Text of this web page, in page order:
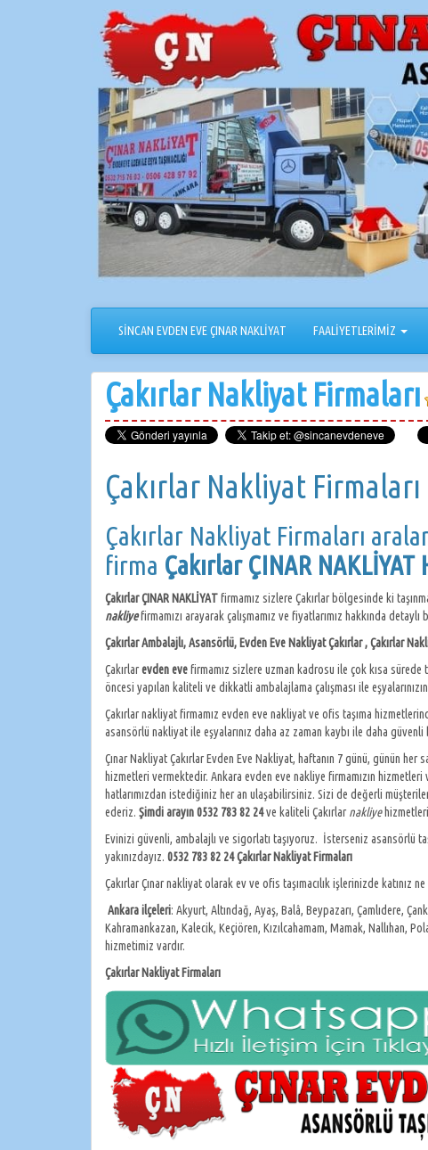
SİNCAN EVDEN EVE ÇINAR NAKLİYAT FAALİYETLERİMİZ
Çakırlar Nakliyat Firmaları
Çakırlar Nakliyat Firmaları
Çakırlar Nakliyat Firmaları
firma Çakırlar ÇINAR NAKLİYAT
Çakırlar ÇINAR NAKLİYATfirmamız sizlere Çakırlar bölgesinde ki
nakliyefirmamızı arayarak çalışmamız ve fiyatlarımız hakkında
Çakırlar Ambalajlı, Asansörlü, Evden Eve Nakliyat Çakırlar , Çakırlar
Çakırlarevden evefirmamız sizlere uzman kadrosu ile çok kısa sürede
öncesi yapılan kaliteli ve dikkatli ambalajlama çalışması ile
Çakırlar nakliyat firmamız evden eve nakliyat ve ofis taşıma
asansörlü nakliyat ile eşyalarınız daha az zaman kaybı ile daha güvenli
Çınar Nakliyat Çakırlar Evden Eve Nakliyat, haftanın 7 günü, günün
hizmetleri vermektedir. Ankara evden eve nakliye firmamızın
hatlarımızdan istediğiniz her an ulaşabilirsiniz. Sizi de değerli
ederiz. Şimdi arayın0532 783 82 24ve kaliteli Çakırlar nakliye
Evinizi güvenli, ambalajlı ve sigorlatı taşıyoruz. İsterseniz asansörlü
yakınızdayız. 0532 783 82 24 Çakırlar Nakliyat Firmaları
Çakırlar Çınar nakliyat olarak ev ve ofis taşımacılık işlerinizde katınız
Ankarailçeleri: Akyurt, Altındağ, Ayaş, Balâ, Beypazarı, Çamlıdere,
Kahramankazan, Kalecik, Keçiören, Kızılcahamam, Mamak, Nallıhan,
hizmetimiz vardır.
Çakırlar Nakliyat Firmaları